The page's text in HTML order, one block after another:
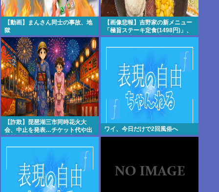
【動画】まんさん同士の事故、地
獄
【画像悲報】吉野家の新メニュー
「極旨ステーキ定食(1498円)」、
肉の量が少なすぎて大炎上してし
まう…
【詐欺】琵琶湖三市同時花火大
会、中止を発表…チケット代や出
店料の返金については明言せず
ワイ、今日だけで2回風俗へ